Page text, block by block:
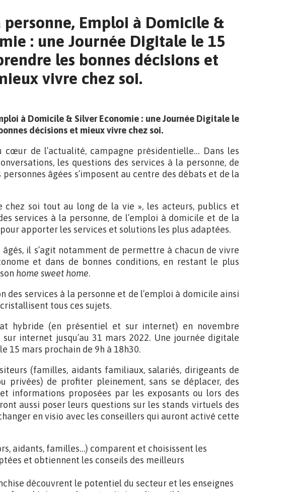
personne, Emploi à Domicile &
: une Journée Digitale le 15
les bonnes décisions et
vivre chez soi.
à Domicile & Silver Economie : une Journée Digitale le
décisions et mieux vivre chez soi.
cœur de l’actualité, campagne présidentielle… Dans les
les questions des services à la personne, de
âgées s’imposent au centre des débats et de la
chez soi tout au long de la vie », les acteurs, publics et
services à la personne, de l’emploi à domicile et de la
apporter les services et solutions les plus adaptées.
âgés, il s’agit notamment de permettre à chacun de vivre
et dans de bonnes conditions, en restant le plus
home sweet home.
des services à la personne et de l’emploi à domicile ainsi
tous ces sujets.
hybride (en présentiel et sur internet) en novembre
internet jusqu’au 31 mars 2022. Une journée digitale
15 mars prochain de 9h à 18h30.
(familles, aidants familiaux, salariés, dirigeants de
privées) de profiter pleinement, sans se déplacer, des
informations proposées par les exposants ou lors des
aussi poser leurs questions sur les stands virtuels des
en visio avec les conseillers qui auront activé cette
aidants, familles…) comparent et choisissent les
et obtiennent les conseils des meilleurs
découvrent le potentiel du secteur et les enseignes